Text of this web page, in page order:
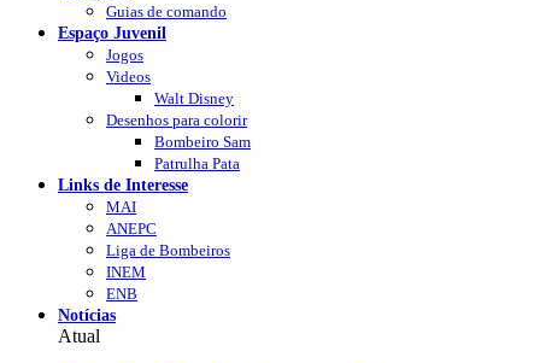
Guias de comando
Espaço Juvenil
Jogos
Videos
Walt Disney
Desenhos para colorir
Bombeiro Sam
Patrulha Pata
Links de Interesse
MAI
ANEPC
Liga de Bombeiros
INEM
ENB
Notícias
Atual